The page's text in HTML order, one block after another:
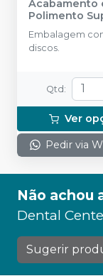
Acabamento
Polimento
Refil - 25
Embalagem
discos.
Qtd :
Ver
Pedir via
Não achou
Dental
Sugerir